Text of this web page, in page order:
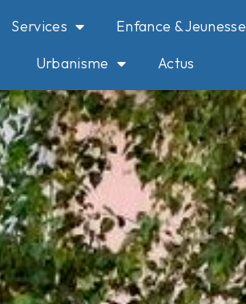
Services Enfance & Jeunesse
Urbanisme
Actus